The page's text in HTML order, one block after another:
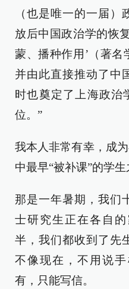
（也是唯一的一届
放后中国政治学的恢
蒙、播种作用’（著名
并由此直接推动了中
时也奠定了上海政治
位。”
我本人非常有幸，成
中最早“被补课”的学生
那是一年暑期，我们
士研究生正在各自
半，我们都收到了先
不像现在，不用说
有，只能写信。